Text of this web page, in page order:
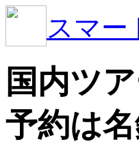
スマー
国内ツ
予約は